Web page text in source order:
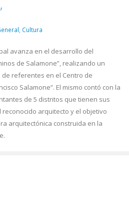
Cultura
avanza en el desarrollo del
de Salamone”, realizando un
referentes en el Centro de
Salamone”. El mismo contó con la
de 5 distritos que tienen sus
arquitecto y el objetivo
arquitectónica construida en la